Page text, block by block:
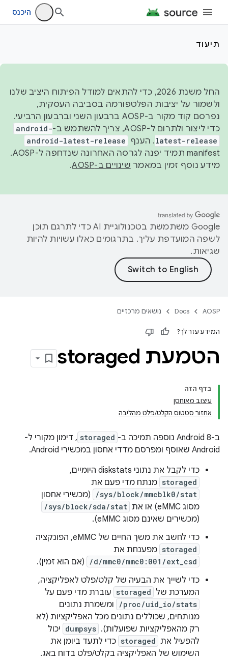
היכנס
תיעוד
החל משנת 2026, כדי להתאים למודל הפיתוח היציב שלנו
ולשמור על יציבות הפלטפורמה בסביבה העסקית,
נפרסם קוד מקור ב-AOSP ברבעון השני וברבעון הרביעי.
כדי ליצור ולתרום ל-AOSP, צריך להשתמש ב-
android-
latest-release. הענף android-latest-release
manifest תמיד יפנה לגרסה האחרונה שנדחפה ל-AOSP.
מידע נוסף זמין במאמר שינויים ב-AOSP .
‫Google משתמשת בטכנולוגיית AI כדי לתרגם תוכן
לשפה המועדפת עליך. בתרגומים כאלו עשויות להיות
שגיאות.
AOSP
Docs נושאים מרכזיים
המידע עזר לך?
הטמעת storaged
בדף הזה
עיצוב מאוחסן
אחזור סטטוס הקלט/פלט מהליבה
ב-Android 8 נוספה תמיכה ב- storaged , דימון מקורי ל-
Android שאוסף ומפרסם מדדי אחסון במכשירי Android.
כדי לקבל את נתוני diskstats היומיים,
storaged מנתח מדי פעם את
/sys/block/mmcblk0/stat
(מכשירי אחסון
מסוג eMMC) או את
/sys/block/sda/stat
(מכשירים שאינם מסוג eMMC).
כדי לחשב את משך החיים של eMMC, הפונקציה
storaged מפענחת את
/d/mmc0/mmc0:001/ext_csd
(אם הוא זמין).
כדי לשייך את הבעיה של קלט/פלט לאפליקציה,
המערכת של storaged עוברת מדי פעם על
/proc/uid_io/stats
ומשמרת נתונים
מנותחים, שכוללים נתונים מכל האפליקציות (לא
רק מהאפליקציות שפועלות). dumpsys יכול
להפעיל את storaged כדי לתעד ביומן את
השימוש של האפליקציה בקלט/פלט בדוח באג.